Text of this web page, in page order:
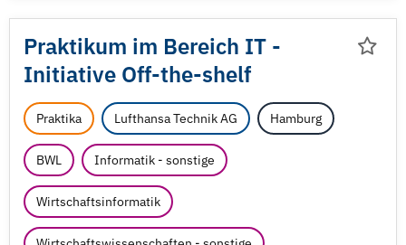
Praktikum im Bereich IT -
Initiative Off-the-shelf
Praktika Lufthansa Technik AG Hamburg
BWL Informatik - sonstige
Wirtschaftsinformatik